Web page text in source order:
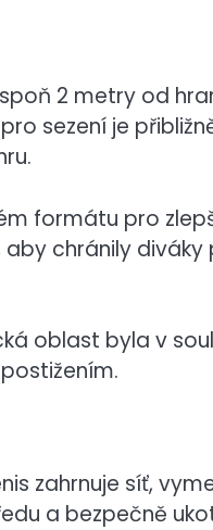
2 metry od
sezení je
formátu pro
chránily
oblast byla v
zahrnuje síť,
a bezpečně